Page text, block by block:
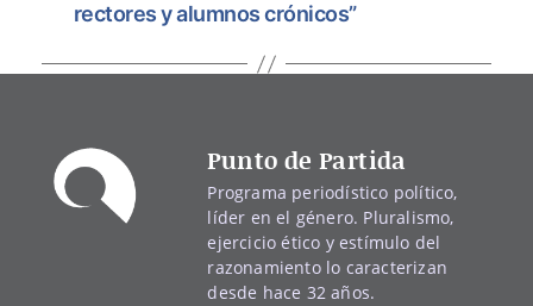
rectores y alumnos crónicos”
Punto de Partida
Programa periodístico político,
líder en el género. Pluralismo,
ejercicio ético y estímulo del
razonamiento lo caracterizan
desde hace 32 años.